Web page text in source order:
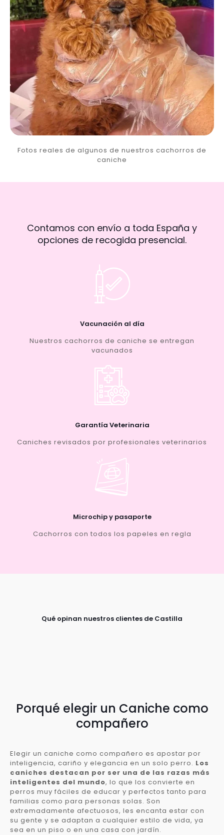
Fotos reales de algunos de nuestros cachorros de
caniche
Contamos con envío a toda España y
opciones de recogida presencial.
Vacunación al día
Nuestros cachorros de caniche se entregan
vacunados
Garantía Veterinaria
Caniches revisados por profesionales veterinarios
Microchip y pasaporte
Cachorros con todos los papeles en regla
Qué opinan nuestros clientes de Castilla
Porqué elegir un Caniche como
compañero
Elegir un caniche como compañero es apostar por
inteligencia, cariño y elegancia en un solo perro. Los
caniches destacan por ser una de las razas más
inteligentes del mundo, lo que los convierte en
perros muy fáciles de educar y perfectos tanto para
familias como para personas solas. Son
extremadamente afectuosos, les encanta estar con
su gente y se adaptan a cualquier estilo de vida, ya
sea en un piso o en una casa con jardín.